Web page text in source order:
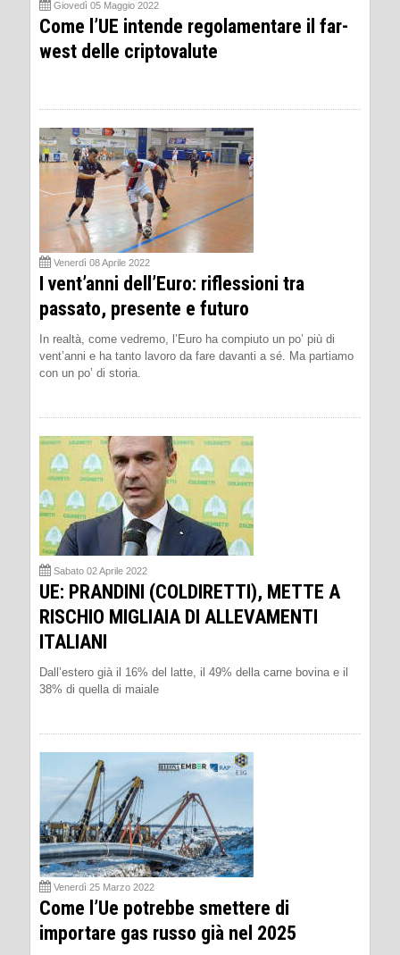
Giovedì 05 Maggio 2022
Come l’UE intende regolamentare il far-
west delle criptovalute
Venerdì 08 Aprile 2022
I vent’anni dell’Euro: riflessioni tra
passato, presente e futuro
In realtà, come vedremo, l’Euro ha compiuto un po’ più di
vent’anni e ha tanto lavoro da fare davanti a sé. Ma partiamo
con un po’ di storia.
Sabato 02 Aprile 2022
UE: PRANDINI (COLDIRETTI), METTE A
RISCHIO MIGLIAIA DI ALLEVAMENTI
ITALIANI
Dall’estero già il 16% del latte, il 49% della carne bovina e il
38% di quella di maiale
Venerdì 25 Marzo 2022
Come l’Ue potrebbe smettere di
importare gas russo già nel 2025